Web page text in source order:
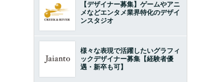
【デザイナー募集】ゲームやアニ
メなどエンタメ業界特化のデザイ
ンスタジオ
様々な表現で活躍したいグラフィ
ックデザイナー募集【経験者優
遇・新卒も可】